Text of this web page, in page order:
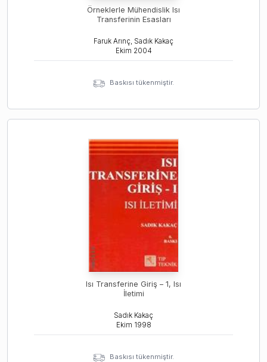
Örneklerle Mühendislik Isı
Transferinin Esasları
Faruk Arınç, Sadık Kakaç
Ekim 2004
Baskısı tükenmiştir.
Isı Transferine Giriş – 1, Isı
İletimi
Sadık Kakaç
Ekim 1998
Baskısı tükenmiştir.